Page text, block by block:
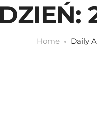
DZIEŃ:
Home Daily